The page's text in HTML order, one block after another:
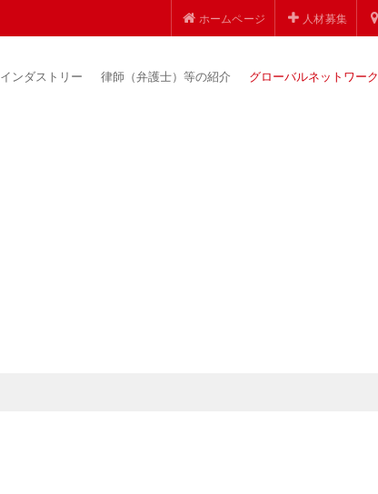
ホームページ 人材募集
インダストリー 律師（弁護士）等の紹介 グローバルネットワーク